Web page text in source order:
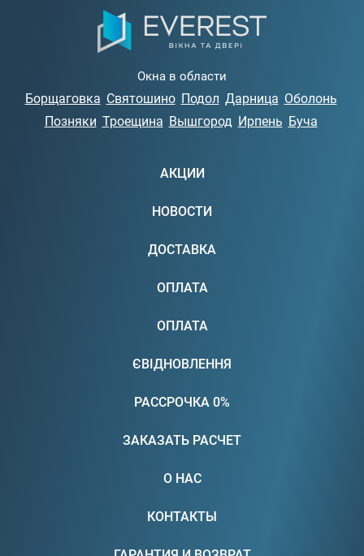
Окна в области
Борщаговка Святошино Подол Дарница Оболонь
Позняки Троещина Вышгород Ирпень Буча
АКЦИИ
НОВОСТИ
ДОСТАВКА
ОПЛАТА
ОПЛАТА
ЄВІДНОВЛЕННЯ
РАССРОЧКА 0%
ЗАКАЗАТЬ РАСЧЕТ
О НАС
КОНТАКТЫ